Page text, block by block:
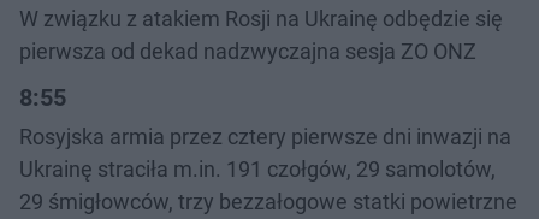
W związku z atakiem Rosji na Ukrainę odbędzie się
pierwsza od dekad nadzwyczajna sesja ZO ONZ
8:55
Rosyjska armia przez cztery pierwsze dni inwazji na
Ukrainę straciła m.in. 191 czołgów, 29 samolotów,
29 śmigłowców, trzy bezzałogowe statki powietrzne